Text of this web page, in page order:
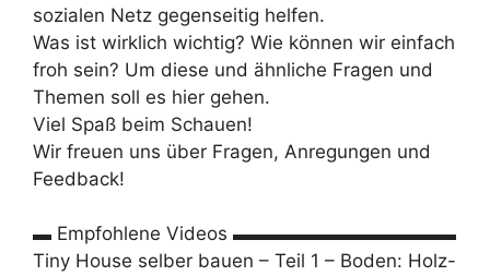
sozialen Netz gegenseitig helfen.
Was ist wirklich wichtig? Wie können wir einfach
froh sein? Um diese und ähnliche Fragen und
Themen soll es hier gehen.
Viel Spaß beim Schauen!
Wir freuen uns über Fragen, Anregungen und
Feedback!
▬ Empfohlene Videos ▬▬▬▬▬▬▬▬▬▬▬▬
Tiny House selber bauen – Teil 1 – Boden: Holz-